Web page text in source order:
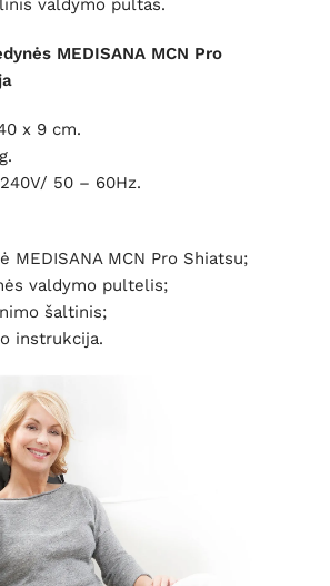
valdymo pultas.
MEDISANA MCN Pro
x 9 cm.
50 – 60Hz.
MEDISANA MCN Pro Shiatsu;
valdymo pultelis;
šaltinis;
instrukcija.